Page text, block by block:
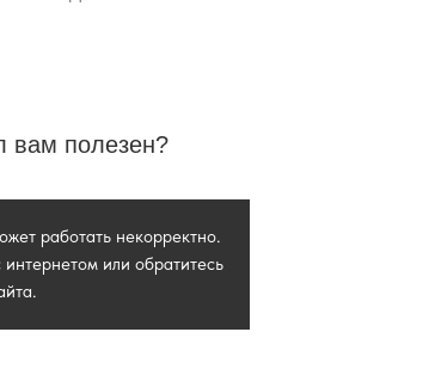
вам полезен?
работать некорректно.
или обратитесь